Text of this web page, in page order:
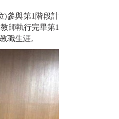
)參與第1階段計
師執行完畢第1
職生涯。